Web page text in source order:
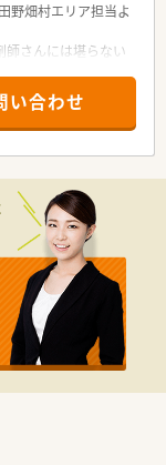
野畑村エリア担当よ
師さんには堪らない
ており、近隣にある
りの処方箋枚数は
者様と向き合える
しており、無理の
となります。
り、医薬品卸最大手
スの安定した経営
に集中できる環境で
い合わせ